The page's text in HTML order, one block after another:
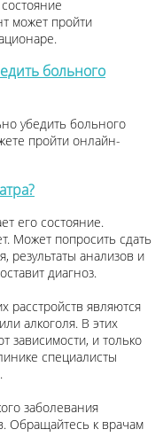
может пройти
больного
убедить больного
пройти онлайн-
его состояние.
Может попросить сдать
результаты анализов и
диагноз.
расстройств являются
алкоголя. В этих
зависимости, и только
специалисты
заболевания
Обращайтесь к врачам